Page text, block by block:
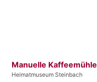
Manuelle Kaffeemühle
Heimatmuseum Steinbach